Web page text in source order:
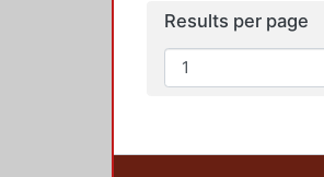
Results per page